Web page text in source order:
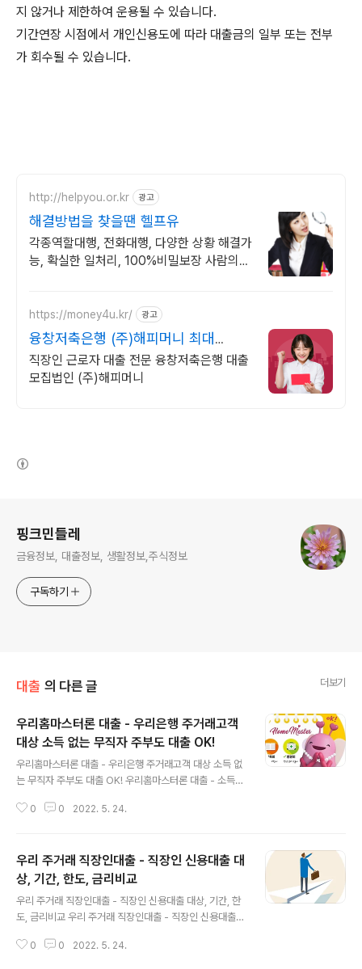
지 않거나 제한하여 운용될 수 있습니다.
기간연장 시점에서 개인신용도에 따라 대출금의 일부 또는 전부
가 회수될 수 있습니다.
http://helpyou.or.kr 광고
해결방법을 찾을땐 헬프유
각종역할대행, 전화대행, 다양한 상황 해결가
능, 확실한 일처리, 100%비밀보장 사람의
https://money4u.kr/ 광고
융창저축은행 (주)해피머니 최대
8,000만원 까지!
직장인 근로자 대출 전문 융창저축은행 대출
모집법인 (주)해피머니
핑크민들레
금융정보, 대출정보, 생활정보,주식정보
구독하기
대출 의 다른 글 더보기
우리홈마스터론 대출 - 우리은행 주거래고객
대상 소득 없는 무직자 주부도 대출 OK!
우리홈마스터론 대출 - 우리은행 주거래고객 대상 소득 없
는 무직자 주부도 대출 OK! 우리홈마스터론 대출 - 소득없
고객 대상 상품 특징소득증빙이 없더라도, 우리은행 주거
을 충족하는 순수 개인고객(개인사업자 및 기타법인은 대
상 아님) ※ 단, 최근 1년 이내 사용실적이 있는 신용카드에
한함 【주거래요건 : 아래 요건 모두 충족】 ① 우리은행 자동
이체 실적 보유(아파트관리비 1건 또는 통신비/공과금 등
3건 이상) ※ 우리카드에 연결된 자동이체 실적은 미인정
② 우리카드 이용실적(우리은행 계좌에서 출금) 보유 ※ 개
0 0 2022. 5. 24.
우리 주거래 직장인대출 - 직장인 신용대출 대
상, 기간, 한도, 금리비교
우리 주거래 직장인대출 - 직장인 신용대출 대상, 기간, 한
도, 금리비교 우리 주거래 직장인대출 - 직장인 신용대출을
대출 우리 주거래 직장인대출대상 우리은행 비대면채널(인
0 0 2022. 5. 24.